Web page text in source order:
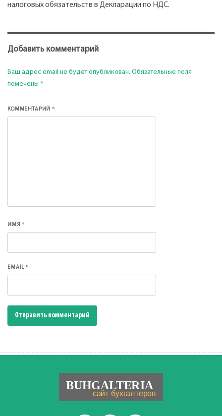
налоговых обязательств в Декларации по НДС.
Добавить комментарий
Ваш адрес email не будет опубликован. Обязательные поля
помечены *
КОММЕНТАРИЙ*
ИМЯ*
EMAIL*